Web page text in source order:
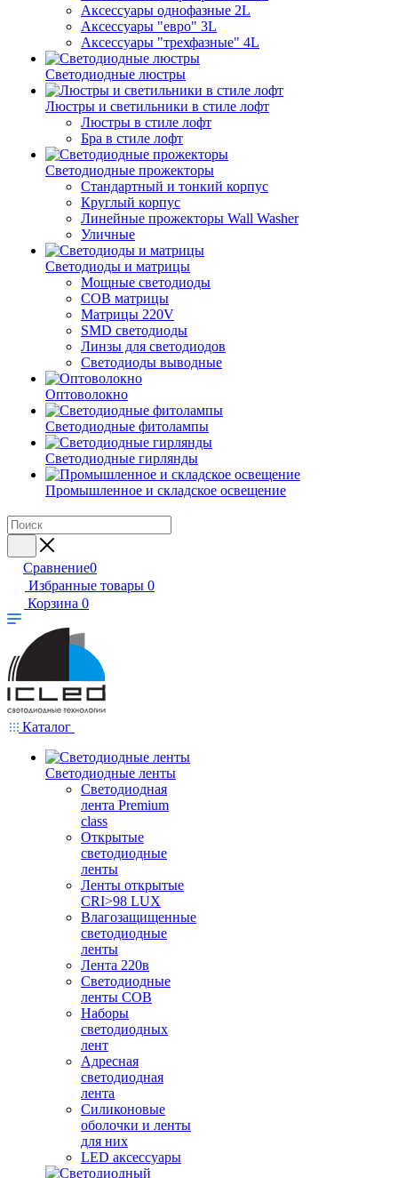
Аксессуары однофазные 2L
Аксессуары "евро" 3L
Аксессуары "трехфазные" 4L
Светодиодные люстры
Люстры и светильники в стиле лофт
Люстры в стиле лофт
Бра в стиле лофт
Светодиодные прожекторы
Стандартный и тонкий корпус
Круглый корпус
Линейные прожекторы Wall Washer
Уличные
Светодиоды и матрицы
Мощные светодиоды
COB матрицы
Матрицы 220V
SMD светодиоды
Линзы для светодиодов
Светодиоды выводные
Оптоволокно
Светодиодные фитолампы
Светодиодные гирлянды
Промышленное и складское освещение
Сравнение0
Избранные товары 0
Корзина 0
Каталог
Светодиодные ленты
Светодиодная
лента Premium
class
Открытые
светодиодные
ленты
Ленты открытые
CRI>98 LUX
Влагозащищенные
светодиодные
ленты
Лента 220в
Светодиодные
ленты COB
Наборы
светодиодных
лент
Адресная
светодиодная
лента
Силиконовые
оболочки и ленты
для них
LED аксессуары